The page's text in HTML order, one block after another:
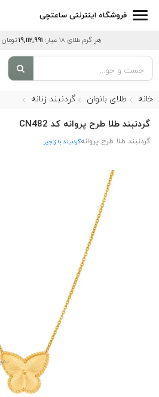
فروشگاه اینترنتی ساعتچی
هر گرم طلای 18 عیار: 19,112,991تومان
خانه طلای بانوان گردنبند زنانه
گردنبند طلا طرح پروانه کد CN482
گردنبند طلا طرح پروانهگردنبند با زنجیر